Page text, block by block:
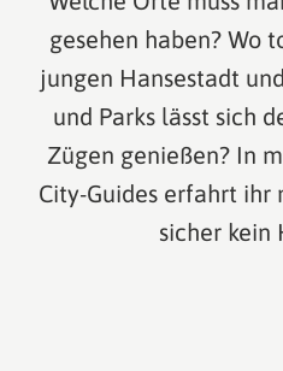
gesehen haben? Wo
jungen Hansestadt
und Parks lässt sich
Zügen genießen? In
City-Guides erfahrt ihr
sicher kein